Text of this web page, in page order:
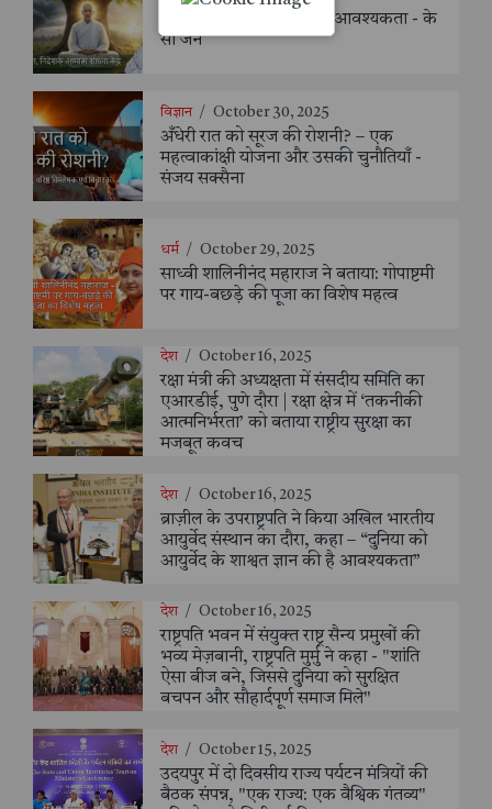
अहिंसा: आज की सबसे बड़ी आवश्यकता - के
सी जैन
विज्ञान / October 30, 2025
अँधेरी रात को सूरज की रोशनी? – एक
महत्वाकांक्षी योजना और उसकी चुनौतियाँ -
संजय सक्सैना
धर्म / October 29, 2025
साध्वी शालिनीनंद महाराज ने बताया: गोपाष्टमी
पर गाय-बछड़े की पूजा का विशेष महत्व
देश / October 16, 2025
रक्षा मंत्री की अध्यक्षता में संसदीय समिति का
एआरडीई, पुणे दौरा | रक्षा क्षेत्र में ‘तकनीकी
आत्मनिर्भरता’ को बताया राष्ट्रीय सुरक्षा का
मजबूत कवच
देश / October 16, 2025
ब्राज़ील के उपराष्ट्रपति ने किया अखिल भारतीय
आयुर्वेद संस्थान का दौरा, कहा – “दुनिया को
आयुर्वेद के शाश्वत ज्ञान की है आवश्यकता”
देश / October 16, 2025
राष्ट्रपति भवन में संयुक्त राष्ट्र सैन्य प्रमुखों की
भव्य मेज़बानी, राष्ट्रपति मुर्मु ने कहा - "शांति
ऐसा बीज बने, जिससे दुनिया को सुरक्षित
बचपन और सौहार्दपूर्ण समाज मिले"
देश / October 15, 2025
उदयपुर में दो दिवसीय राज्य पर्यटन मंत्रियों की
बैठक संपन्न, "एक राज्य: एक वैश्विक गंतव्य"